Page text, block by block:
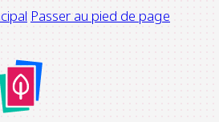
Passer au pied de page